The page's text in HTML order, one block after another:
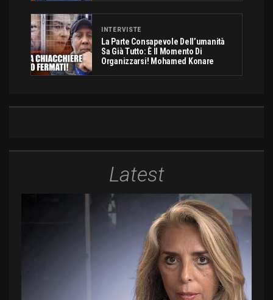
INTERVISTE
La Parte Consapevole Dell’umanità
Sa Già Tutto: È Il Momento Di
Organizzarsi! Mohamed Konare
Latest